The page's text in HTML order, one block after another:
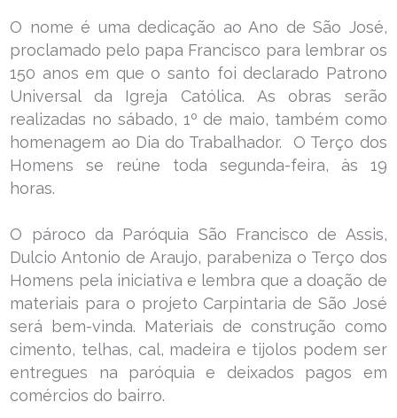
O nome é uma dedicação ao Ano de São José,
proclamado pelo papa Francisco para lembrar os
150 anos em que o santo foi declarado Patrono
Universal da Igreja Católica. As obras serão
realizadas no sábado, 1º de maio, também como
homenagem ao Dia do Trabalhador. O Terço dos
Homens se reúne toda segunda-feira, às 19
horas.
O pároco da Paróquia São Francisco de Assis,
Dulcio Antonio de Araujo, parabeniza o Terço dos
Homens pela iniciativa e lembra que a doação de
materiais para o projeto Carpintaria de São José
será bem-vinda. Materiais de construção como
cimento, telhas, cal, madeira e tijolos podem ser
entregues na paróquia e deixados pagos em
comércios do bairro.